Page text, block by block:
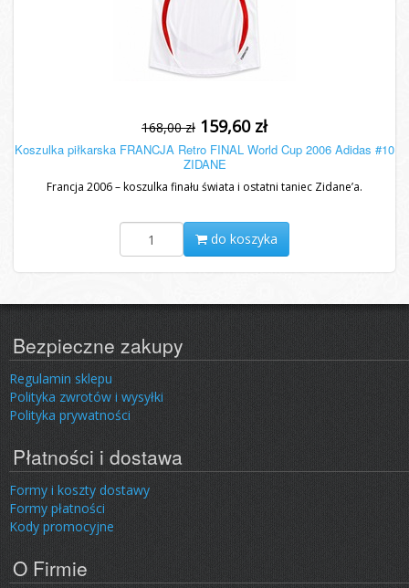
168,00 zł 159,60 zł
Koszulka piłkarska FRANCJA Retro FINAL World Cup 2006 Adidas #10
ZIDANE
Francja 2006 – koszulka finału świata i ostatni taniec Zidane’a.
do koszyka
Bezpieczne zakupy
Regulamin sklepu
Polityka zwrotów i wysyłki
Polityka prywatności
Płatności i dostawa
Formy i koszty dostawy
Formy płatności
Kody promocyjne
O Firmie